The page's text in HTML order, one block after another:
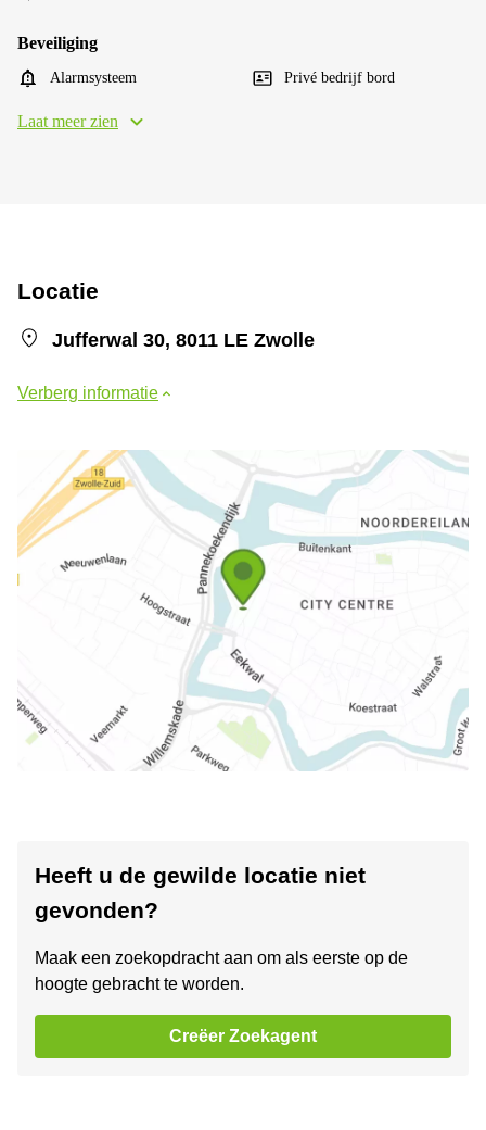
Beveiliging
Alarmsysteem Privé bedrijf bord
Laat meer zien
Locatie
Jufferwal 30, 8011 LE Zwolle
Verberg informatie
Heeft u de gewilde locatie niet
gevonden?
Maak een zoekopdracht aan om als eerste op de
hoogte gebracht te worden.
Creëer Zoekagent